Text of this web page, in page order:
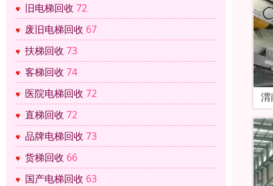
旧电梯回收 72
废旧电梯回收 67
扶梯回收 73
客梯回收 74
医院电梯回收 72
直梯回收 72
品牌电梯回收 73
货梯回收 66
国产电梯回收 63
渭